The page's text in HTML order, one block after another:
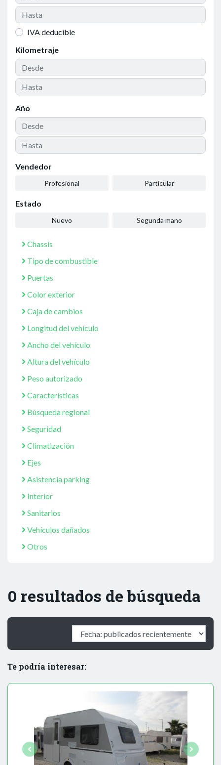
IVA deducible
Kilometraje
Año
Vendedor
Profesional Particular
Estado
Nuevo Segunda mano
Chassis
Tipo de combustible
Puertas
Color exterior
Caja de cambios
Longitud del vehículo
Ancho del vehículo
Altura del vehículo
Peso autorizado
Características
Búsqueda regional
Seguridad
Climatización
Ejes
Asistencia parking
Interior
Sanitarios
Vehículos dañados
Otros
0 resultados de búsqueda
Te podría interesar: